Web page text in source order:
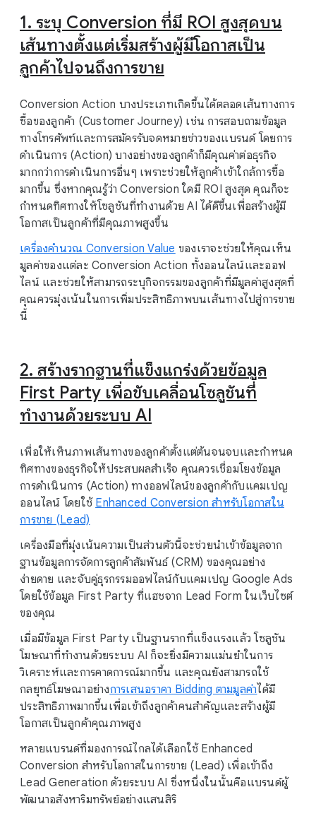
1. ระบุ Conversion ที่มี ROI สูงสุดบน
เส้นทางตั้งแต่เริ่มสร้างผู้มีโอกาสเป็น
ลูกค้าไปจนถึงการขาย
Conversion Action บางประเภทเกิดขึ้นได้ตลอดเส้นทางการ
ซื้อของลูกค้า (Customer Journey) เช่น การสอบถามข้อมูล
ทางโทรศัพท์และการสมัครรับจดหมายข่าวของแบรนด์ โดยการ
ดำเนินการ (Action) บางอย่างของลูกค้าก็มีคุณค่าต่อธุรกิจ
มากกว่าการดำเนินการอื่นๆ เพราะช่วยให้ลูกค้าเข้าใกล้การซื้อ
มากขึ้น ซึ่งหากคุณรู้ว่า Conversion ใดมี ROI สูงสุด คุณก็จะ
กำหนดทิศทางให้โซลูชันที่ทำงานด้วย AI ได้ดีขึ้นเพื่อสร้างผู้มี
โอกาสเป็นลูกค้าที่มีคุณภาพสูงขึ้น
เครื่องคำนวณ Conversion Value ของเราจะช่วยให้คุณเห็น
มูลค่าของแต่ละ Conversion Action ทั้งออนไลน์และออฟ
ไลน์ และช่วยให้สามารถระบุกิจกรรมของลูกค้าที่มีมูลค่าสูงสุดที่
คุณควรมุ่งเน้นในการเพิ่มประสิทธิภาพบนเส้นทางไปสู่การขาย
นี้
2. สร้างรากฐานที่แข็งแกร่งด้วยข้อมูล
First Party เพื่อขับเคลื่อนโซลูชันที่
ทำงานด้วยระบบ AI
เพื่อให้เห็นภาพเส้นทางของลูกค้าตั้งแต่ต้นจนจบและกำหนด
ทิศทางของธุรกิจให้ประสบผลสำเร็จ คุณควรเชื่อมโยงข้อมูล
การดำเนินการ (Action) ทางออฟไลน์ของลูกค้ากับแคมเปญ
ออนไลน์ โดยใช้ Enhanced Conversion สำหรับโอกาสใน
การขาย (Lead)
เครื่องมือที่มุ่งเน้นความเป็นส่วนตัวนี้จะช่วยนำเข้าข้อมูลจาก
ฐานข้อมูลการจัดการลูกค้าสัมพันธ์ (CRM) ของคุณอย่าง
ง่ายดาย และจับคู่ธุรกรรมออฟไลน์กับแคมเปญ Google Ads
โดยใช้ข้อมูล First Party ที่แฮชจาก Lead Form ในเว็บไซต์
ของคุณ
เมื่อมีข้อมูล First Party เป็นฐานรากที่แข็งแรงแล้ว โซลูชัน
โฆษณาที่ทำงานด้วยระบบ AI ก็จะยิ่งมีความแม่นยำในการ
วิเคราะห์และการคาดการณ์มากขึ้น และคุณยังสามารถใช้
กลยุทธ์โฆษณาอย่างการเสนอราคา Bidding ตามมูลค่าได้มี
ประสิทธิภาพมากขึ้นเพื่อเข้าถึงลูกค้าคนสำคัญและสร้างผู้มี
โอกาสเป็นลูกค้าคุณภาพสูง
หลายแบรนด์ที่มองการณ์ไกลได้เลือกใช้ Enhanced
Conversion สำหรับโอกาสในการขาย (Lead) เพื่อเข้าถึง
Lead Generation ด้วยระบบ AI ซึ่งหนึ่งในนั้นคือแบรนด์ผู้
พัฒนาอสังหาริมทรัพย์อย่างแสนสิริ